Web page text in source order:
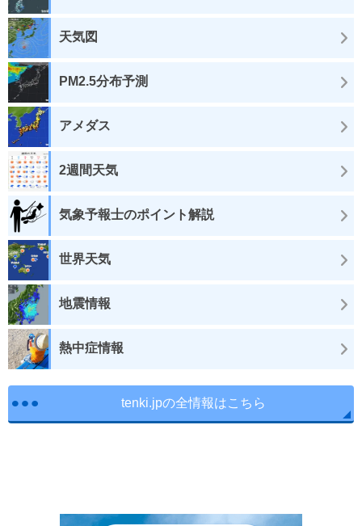
天気図
PM2.5分布予測
アメダス
2週間天気
気象予報士のポイント解説
世界天気
地震情報
熱中症情報
tenki.jpの全情報はこちら